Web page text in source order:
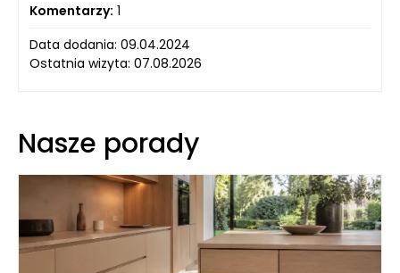
Komentarzy: 1
Data dodania: 09.04.2024
Ostatnia wizyta: 07.08.2026
Nasze porady